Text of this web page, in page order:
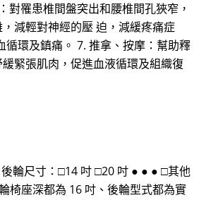
對罹患椎間盤突出和腰椎間孔狹窄，
減輕對神經的壓 迫，減緩疼痛症
循環及鎮痛。 7. 推拿、按摩：幫助釋
緊張肌肉，促進血液循環及組織復
輪尺寸：□14 吋 □20 吋 ● ● ● □其他
椅座深都為 16 吋、後輪型式都為實